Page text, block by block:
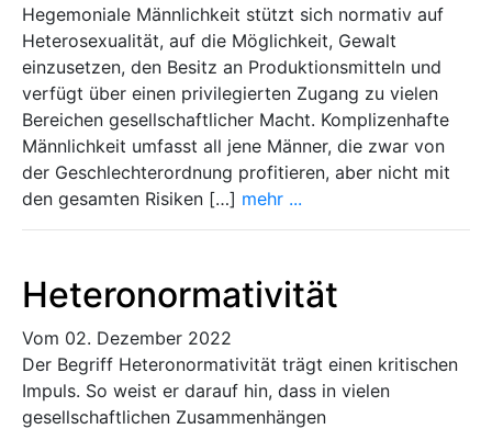
Hegemoniale Männlichkeit stützt sich normativ auf
Heterosexualität, auf die Möglichkeit, Gewalt
einzusetzen, den Besitz an Produktionsmitteln und
verfügt über einen privilegierten Zugang zu vielen
Bereichen gesellschaftlicher Macht. Komplizenhafte
Männlichkeit umfasst all jene Männer, die zwar von
der Geschlechterordnung profitieren, aber nicht mit
den gesamten Risiken […] mehr ...
Heteronormativität
Vom 02. Dezember 2022
Der Begriff Heteronormativität trägt einen kritischen
Impuls. So weist er darauf hin, dass in vielen
gesellschaftlichen Zusammenhängen